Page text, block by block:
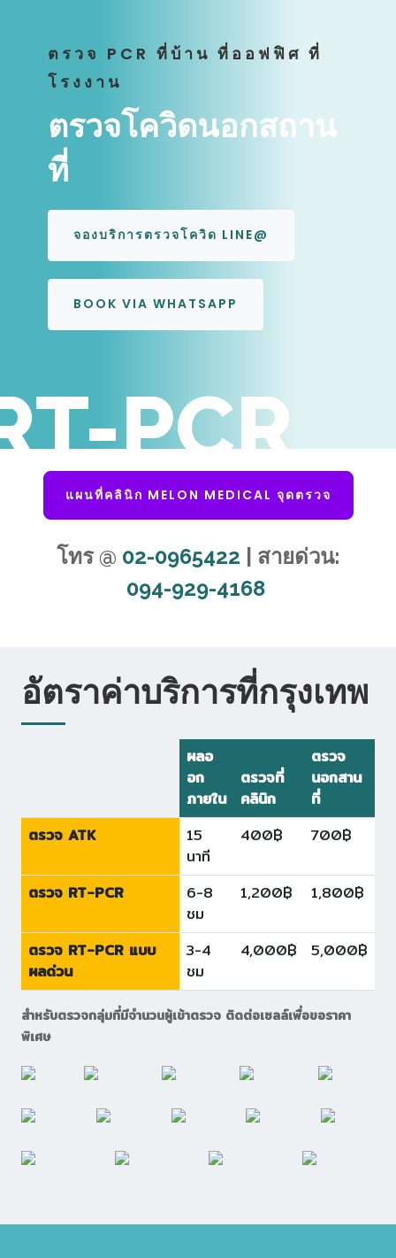
ตรวจ PCR ที่บ้าน ที่ออฟฟิศ ที่
โรงงาน
ตรวจโควิดนอกสถาน
ที่
จองบริการตรวจโควิด LINE@
BOOK VIA WHATSAPP
PCR
แผนที่คลินิก MELON MEDICAL จุดตรวจ
โทร @ 02-0965422 | สายด่วน:
094-929-4168
อัตราค่าบริการที่กรุงเทพ
ผลอ
อก
ภายใน
ตรวจที่
คลินิก
ตรวจ
นอกสาน
ที่
ตรวจ ATK
15
นาที
400฿ 700฿
ตรวจ RT-PCR
6-8
ชม
1,200฿ 1,800฿
ตรวจ RT-PCR แบบ
ผลด่วน
3-4
ชม
4,000฿ 5,000฿
สำหรับตรวจกลุ่มที่มีจำนวนผู้เข้าตรวจ ติดต่อเซลล์เพื่อขอราคา
พิเศษ